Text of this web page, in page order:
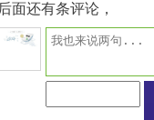
后面还有条评论，